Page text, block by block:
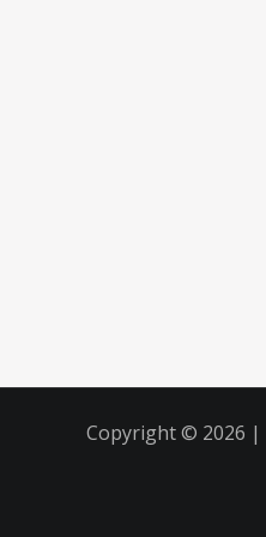
Copyright © 2026 |